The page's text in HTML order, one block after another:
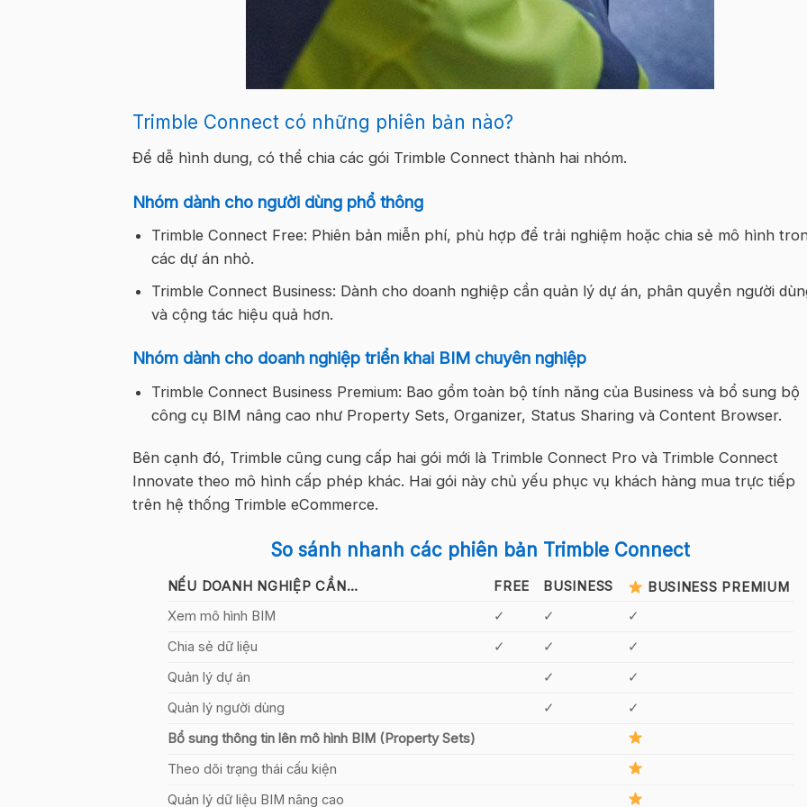
Trimble Connect có những phiên bản nào?
Để dễ hình dung, có thể chia các gói Trimble Connect thành hai nhóm.
Nhóm dành cho người dùng phổ thông
Trimble Connect Free: Phiên bản miễn phí, phù hợp để trải nghiệm hoặc chia sẻ mô hình
các dự án nhỏ.
Trimble Connect Business: Dành cho doanh nghiệp cần quản lý dự án, phân quyền người
và cộng tác hiệu quả hơn.
Nhóm dành cho doanh nghiệp triển khai BIM chuyên nghiệp
Trimble Connect Business Premium: Bao gồm toàn bộ tính năng của Business và bổ sung bộ
công cụ BIM nâng cao như Property Sets, Organizer, Status Sharing và Content Browser.
Bên cạnh đó, Trimble cũng cung cấp hai gói mới là Trimble Connect Pro và Trimble Connect
Innovate theo mô hình cấp phép khác. Hai gói này chủ yếu phục vụ khách hàng mua trực tiếp
trên hệ thống Trimble eCommerce.
So sánh nhanh các phiên bản Trimble Connect
NẾU DOANH NGHIỆP CẦN… FREE BUSINESS
BUSINESS PREMIUM
Xem mô hình BIM
✓ ✓
✓
Chia sẻ dữ liệu
✓ ✓
✓
Quản lý dự án
✓
✓
Quản lý người dùng
✓
✓
Bổ sung thông tin lên mô hình BIM (Property Sets)
Theo dõi trạng thái cấu kiện
Quản lý dữ liệu BIM nâng cao